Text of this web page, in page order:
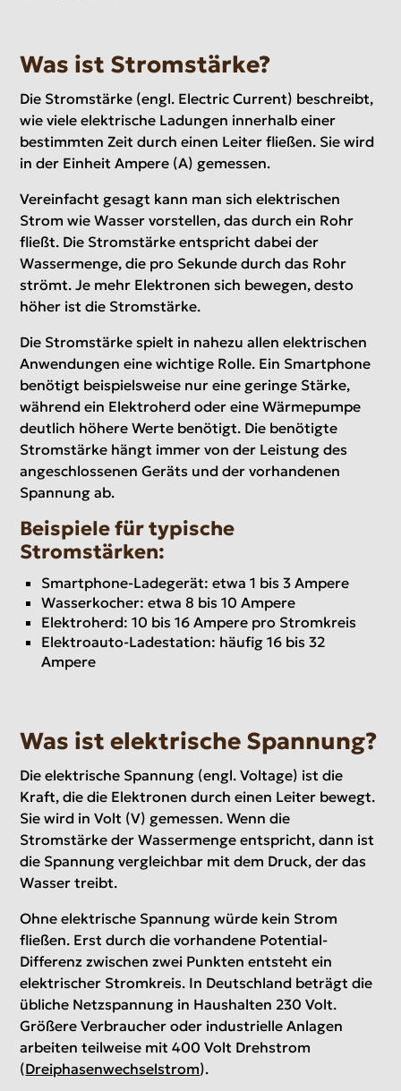
Was ist Stromstärke?
Die Stromstärke (engl. Electric Current) beschreibt,
wie viele elektrische Ladungen innerhalb einer
bestimmten Zeit durch einen Leiter fließen. Sie wird
in der Einheit Ampere (A) gemessen.
Vereinfacht gesagt kann man sich elektrischen
Strom wie Wasser vorstellen, das durch ein Rohr
fließt. Die Stromstärke entspricht dabei der
Wassermenge, die pro Sekunde durch das Rohr
strömt. Je mehr Elektronen sich bewegen, desto
höher ist die Stromstärke.
Die Stromstärke spielt in nahezu allen elektrischen
Anwendungen eine wichtige Rolle. Ein Smartphone
benötigt beispielsweise nur eine geringe Stärke,
während ein Elektroherd oder eine Wärmepumpe
deutlich höhere Werte benötigt. Die benötigte
Stromstärke hängt immer von der Leistung des
angeschlossenen Geräts und der vorhandenen
Spannung ab.
Beispiele für typische
Stromstärken:
Smartphone-Ladegerät: etwa 1 bis 3 Ampere
Wasserkocher: etwa 8 bis 10 Ampere
Elektroherd: 10 bis 16 Ampere pro Stromkreis
Elektroauto-Ladestation: häufig 16 bis 32
Ampere
Was ist elektrische Spannung?
Die elektrische Spannung (engl. Voltage) ist die
Kraft, die die Elektronen durch einen Leiter bewegt.
Sie wird in Volt (V) gemessen. Wenn die
Stromstärke der Wassermenge entspricht, dann ist
die Spannung vergleichbar mit dem Druck, der das
Wasser treibt.
Ohne elektrische Spannung würde kein Strom
fließen. Erst durch die vorhandene Potential-
Differenz zwischen zwei Punkten entsteht ein
elektrischer Stromkreis. In Deutschland beträgt die
übliche Netzspannung in Haushalten 230 Volt.
Größere Verbraucher oder industrielle Anlagen
arbeiten teilweise mit 400 Volt Drehstrom
(Dreiphasenwechselstrom).